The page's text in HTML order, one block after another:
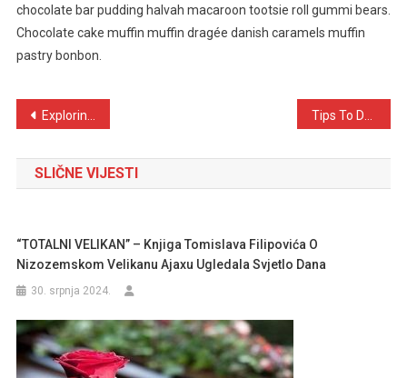
chocolate bar pudding halvah macaroon tootsie roll gummi bears.
Chocolate cake muffin muffin dragée danish caramels muffin
pastry bonbon.
Navigacija
objava
Exploring The World Is Best Thing To Do Tips To Do When Lost At The Time OF Travelling
SLIČNE VIJESTI
“TOTALNI VELIKAN” – Knjiga Tomislava Filipovića O
Nizozemskom Velikanu Ajaxu Ugledala Svjetlo Dana
30. srpnja 2024.